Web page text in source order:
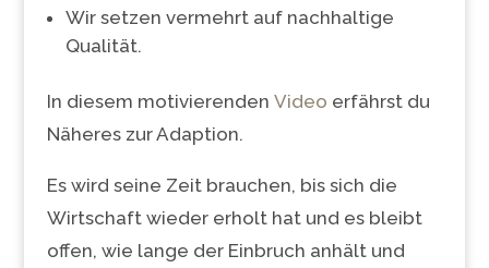
Wir setzen vermehrt auf nachhaltige
Qualität.
In diesem motivierenden Video erfährst du
Näheres zur Adaption.
Es wird seine Zeit brauchen, bis sich die
Wirtschaft wieder erholt hat und es bleibt
offen, wie lange der Einbruch anhält und